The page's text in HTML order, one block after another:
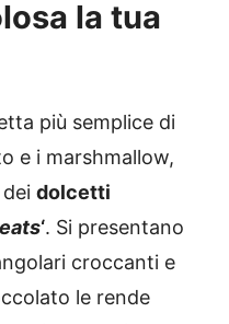
la tua
più semplice di
e i marshmallow,
dolcetti
‘. Si presentano
croccanti e
le rende